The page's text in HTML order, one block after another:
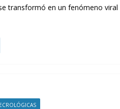
transformó en un fenómeno viral